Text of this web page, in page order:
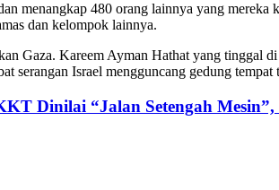
menangkap 480 orang lainnya yang
dan kelompok lainnya.
Gaza. Kareem Ayman Hathat yang
serangan Israel mengguncang gedung tempat
Dinilai “Jalan Setengah